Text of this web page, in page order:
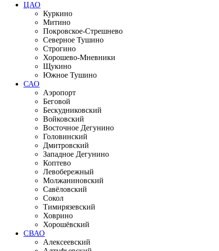
ЦАО
Куркино
Митино
Покровское-Стрешнево
Северное Тушино
Строгино
Хорошево-Мневники
Щукино
Южное Тушино
САО
Аэропорт
Беговой
Бескудниковский
Войковский
Восточное Дегунино
Головинский
Дмитровский
Западное Дегунино
Коптево
Левобережный
Молжаниновский
Савёловский
Сокол
Тимирязевский
Ховрино
Хорошёвский
СВАО
Алексеевский